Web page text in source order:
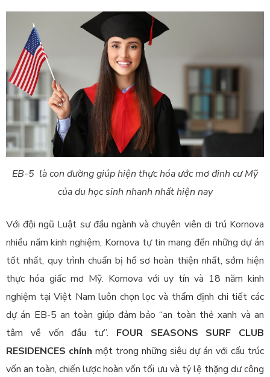
EB-5 là con đường giúp hiện thực hóa ước mơ đinh cư Mỹ
của du học sinh nhanh nhất hiện nay
Với đội ngũ Luật sư đầu ngành và chuyên viên di trú Kornova
nhiều năm kinh nghiệm, Kornova tự tin mang đến những dự án
tốt nhất, quy trình chuẩn bị hồ sơ hoàn thiện nhất, sớm hiện
thực hóa giấc mơ Mỹ. Kornova vớiuy tín và 18 năm kinh
nghiệm tại Việt Nam luôn chọn lọc và thẩm định chi tiết các
dự án EB-5 an toàn giúp đảm bảo “an toàn thẻ xanh và an
tâm về vốn đầu tư”. FOUR SEASONS SURF CLUB
RESIDENCES chính một trong những siêu dự án với cấu trúc
vốn an toàn, chiến lược hoàn vốn tối ưu và tỷ lệ thặng dư công